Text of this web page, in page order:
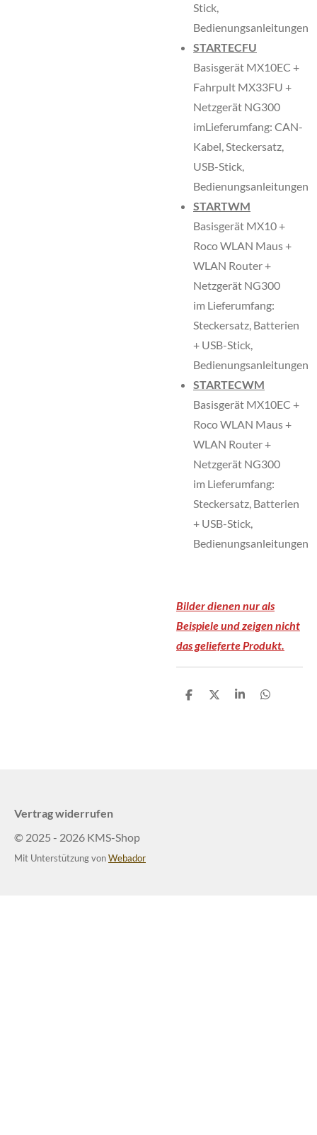
Stick,
Bedienungsanleitungen
STARTECFU
Basisgerät MX10EC +
Fahrpult MX33FU +
Netzgerät NG300
imLieferumfang: CAN-
Kabel, Steckersatz,
USB-Stick,
Bedienungsanleitungen
STARTWM
Basisgerät MX10 +
Roco WLAN Maus +
WLAN Router +
Netzgerät NG300
im Lieferumfang:
Steckersatz, Batterien
+ USB-Stick,
Bedienungsanleitungen
STARTECWM
Basisgerät MX10EC +
Roco WLAN Maus +
WLAN Router +
Netzgerät NG300
im Lieferumfang:
Steckersatz, Batterien
+ USB-Stick,
Bedienungsanleitungen
Bilder dienen nur als
Beispiele und zeigen nicht
das gelieferte Produkt.
T
T
T
T
Vertrag widerrufen
© 2025 - 2026 KMS-Shop
Mit Unterstützung vonWebador